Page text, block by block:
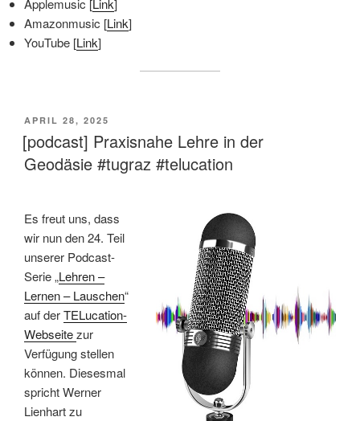
Applemusic [Link]
Amazonmusic [Link]
YouTube [Link]
VERÖFFENTLICHT
AM
APRIL 28, 2025
[podcast] Praxisnahe Lehre in der
Geodäsie #tugraz #telucation
Es freut uns, dass
wir nun den 24. Teil
unserer Podcast-
Serie „Lehren –
Lernen – Lauschen“
auf derTELucation-
Webseitezur
Verfügung stellen
können. Diesesmal
spricht Werner
Lienhart zu